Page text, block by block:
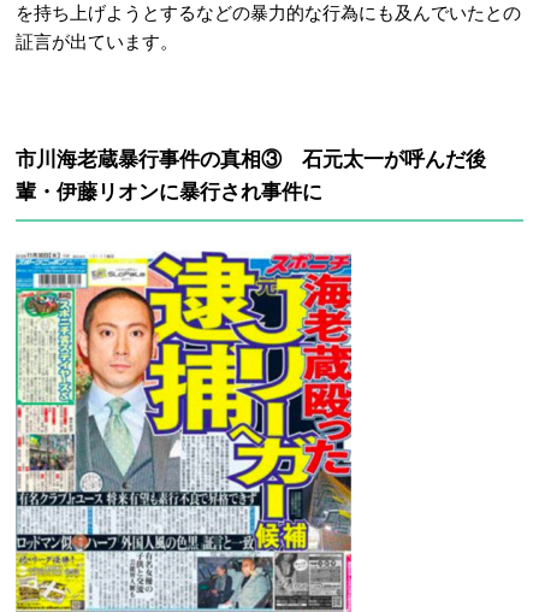
を持ち上げようとするなどの暴力的な行為にも及んでいたとの
証言が出ています。
市川海老蔵暴行事件の真相③ 石元太一が呼んだ後
輩・伊藤リオンに暴行され事件に